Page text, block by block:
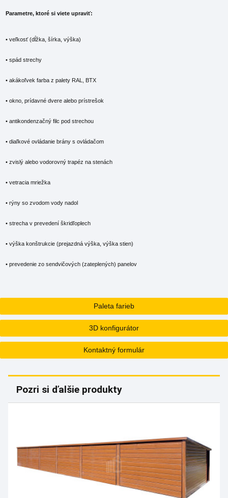
Paleta farieb
3D konfigurátor
Kontaktný formulár
Parametre, ktoré si viete upraviť:
• veľkosť (dĺžka, šírka, výška)
• spád strechy
• akákoľvek farba z palety RAL, BTX
• okno, prídavné dvere alebo prístrešok
• antikondenzačný filc pod strechou
• diaľkové ovládanie brány s ovládačom
• zvislý alebo vodorovný trapéz na stenách
• vetracia mriežka
• rýny so zvodom vody nadol
• strecha v prevedení škridľoplech
• výška konštrukcie (prejazdná výška, výška stien)
• prevedenie zo sendvičových (zateplených) panelov
Pozri si ďalšie produkty